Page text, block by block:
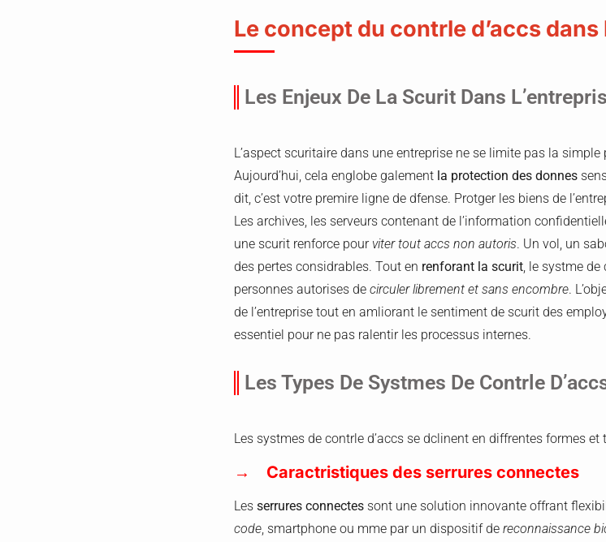
Le concept du contrle d’accs dans
Les Enjeux De La Scurit Dans
L’aspect scuritaire dans une entreprise ne se limite pas la
Aujourd’hui, cela englobe galement la protection des donnes
dit, c’est votre premire ligne de dfense. Protger les biens de
Les archives, les serveurs contenant de l’information
une scurit renforce pour viter tout accs non autoris. Un vol, un
des pertes considrables. Tout en renforant la scurit, le systme de
personnes autorises de circuler librement et sans encombre.
de l’entreprise tout en amliorant le sentiment de scurit des
essentiel pour ne pas ralentir les processus internes.
Les Types De Systmes De Contrle
Les systmes de contrle d’accs se dclinent en diffrentes formes
Caractristiques des serrures connectes
Lesserrures connectes sont une solution innovante offrant
code , smartphone ou mme par un dispositif dereconnaissance